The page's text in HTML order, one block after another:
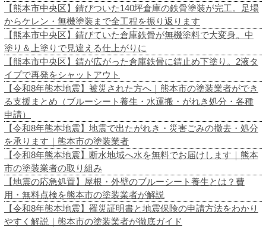
【熊本市中央区】錆びついた140坪倉庫の鉄骨塗装が完工。足場
からケレン・無機塗装まで全工程を振り返ります
【熊本市中央区】錆びていた倉庫鉄骨が無機塗料で大変身。中
塗り＆上塗りで見違える仕上がりに
【熊本市中央区】錆が広がった倉庫鉄骨に錆止め下塗り。2液タ
イプで再発をシャットアウト
【令和8年熊本地震】被災された方へ｜熊本市の塗装業者ができ
る支援まとめ（ブルーシート養生・水運搬・がれき処分・各種
申請）
【令和8年熊本地震】地震で出たがれき・災害ごみの撤去・処分
を承ります｜熊本市の塗装業者
【令和8年熊本地震】断水地域へ水を無料でお届けします｜熊本
市の塗装業者の取り組み
【地震の応急処置】屋根・外壁のブルーシート養生とは？費
用・無料点検を熊本市の塗装業者が解説
【令和8年熊本地震】罹災証明書と地震保険の申請方法をわかり
やすく解説｜熊本市の塗装業者が徹底ガイド